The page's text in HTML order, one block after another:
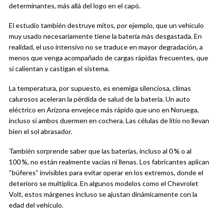
determinantes, más allá del logo en el capó.
El estudio también destruye mitos, por ejemplo, que un vehículo
muy usado necesariamente tiene la batería más desgastada. En
realidad, el uso intensivo no se traduce en mayor degradación, a
menos que venga acompañado de cargas rápidas frecuentes, que
sí calientan y castigan el sistema.
La temperatura, por supuesto, es enemiga silenciosa, climas
calurosos aceleran la pérdida de salud de la batería. Un auto
eléctrico en Arizona envejece más rápido que uno en Noruega,
incluso si ambos duermen en cochera. Las células de litio no llevan
bien el sol abrasador.
También sorprende saber que las baterías, incluso al 0 % o al
100 %, no están realmente vacías ni llenas. Los fabricantes aplican
“búferes” invisibles para evitar operar en los extremos, donde el
deterioro se multiplica. En algunos modelos como el Chevrolet
Volt, estos márgenes incluso se ajustan dinámicamente con la
edad del vehículo.